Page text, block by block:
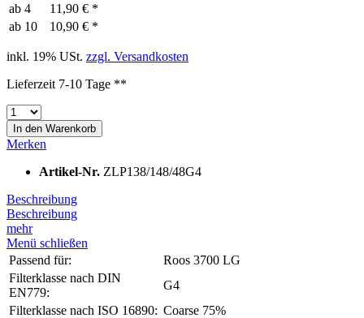
ab 4
11,90 € *
ab 10 10,90 € *
inkl. 19% USt. zzgl. Versandkosten
Lieferzeit 7-10 Tage **
In den Warenkorb
Merken
Artikel-Nr. ZLP138/148/48G4
Beschreibung
Beschreibung
mehr
Menü schließen
Passend für:
Roos 3700 LG
Filterklasse nach DIN
EN779:
G4
Filterklasse nach ISO 16890: Coarse 75%